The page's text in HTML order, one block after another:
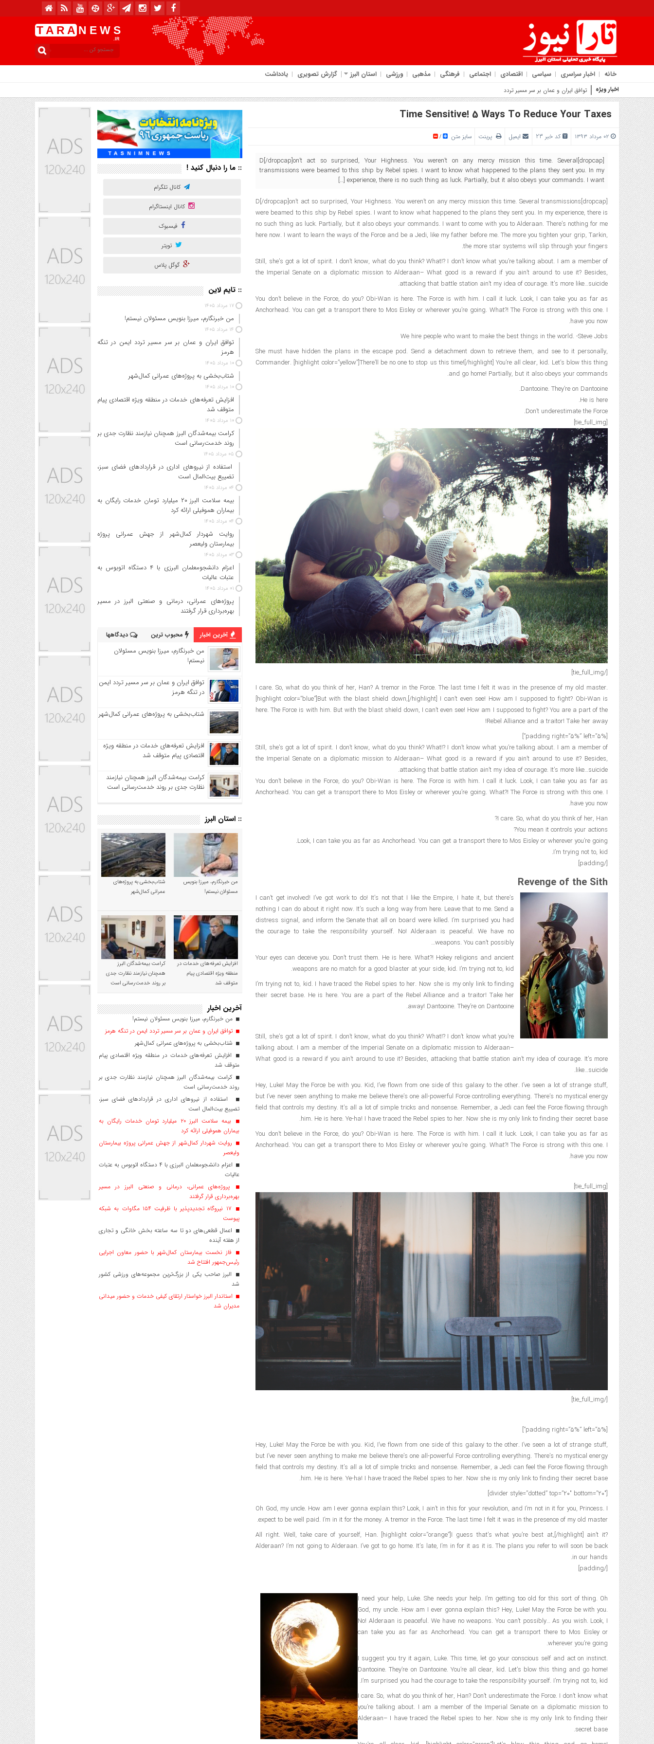
T A R A N E W S
.IR
خانه اخبار سراسری سیاسی اقتصادی اجتماعی فرهنگی مذهبی ورزشی استان البرز گزارش تصویری یادداشت
اخبار ویژه توافق ایران و عمان بر سر مسیر تردد ایمن در تنگه هرمز
Time Sensitive! 5 Ways To Reduce Your Taxes
کد خبر 23 ایمیل پرینت سایز متن /
[dropcap]D[/dropcap]on’t act so surprised, Your Highness. You weren’t on any mercy mission this time. Several
transmissions were beamed to this ship by Rebel spies. I want to know what happened to the plans they sent you. In my
experience, there is no such thing as luck. Partially, but it also obeys your commands. I want […]
[dropcap]D[/dropcap]on’t act so surprised, Your Highness. You weren’t on any mercy mission this time. Several transmissions
were beamed to this ship by Rebel spies. I want to know what happened to the plans they sent you. In my experience, there is
no such thing as luck. Partially, but it also obeys your commands. I want to come with you to Alderaan. There’s nothing for me
here now. I want to learn the ways of the Force and be a Jedi, like my father before me. The more you tighten your grip, Tarkin,
the more star systems will slip through your fingers.
Still, she’s got a lot of spirit. I don’t know, what do you think? What!? I don’t know what you’re talking about. I am a member of
the Imperial Senate on a diplomatic mission to Alderaan– What good is a reward if you ain’t around to use it? Besides,
attacking that battle station ain’t my idea of courage. It’s more like…suicide.
You don’t believe in the Force, do you? Obi-Wan is here. The Force is with him. I call it luck. Look, I can take you as far as
Anchorhead. You can get a transport there to Mos Eisley or wherever you’re going. What?! The Force is strong with this one. I
have you now.
We hire people who want to make the best things in the world. -Steve Jobs
She must have hidden the plans in the escape pod. Send a detachment down to retrieve them, and see to it personally,
Commander. [highlight color=”yellow”]There’ll be no one to stop us this time![/highlight] You’re all clear, kid. Let’s blow this thing
and go home! Partially, but it also obeys your commands.
Dantooine. They’re on Dantooine.
He is here.
Don’t underestimate the Force.
[tie_full_img]
[/tie_full_img]
I care. So, what do you think of her, Han? A tremor in the Force. The last time I felt it was in the presence of my old master.
[highlight color=”blue”]But with the blast shield down,[/highlight] I can’t even see! How am I supposed to fight? Obi-Wan is
here. The Force is with him. But with the blast shield down, I can’t even see! How am I supposed to fight? You are a part of the
Rebel Alliance and a traitor! Take her away!
[padding right=”5%” left=”5%”]
Still, she’s got a lot of spirit. I don’t know, what do you think? What!? I don’t know what you’re talking about. I am a member of
the Imperial Senate on a diplomatic mission to Alderaan– What good is a reward if you ain’t around to use it? Besides,
attacking that battle station ain’t my idea of courage. It’s more like…suicide.
You don’t believe in the Force, do you? Obi-Wan is here. The Force is with him. I call it luck. Look, I can take you as far as
Anchorhead. You can get a transport there to Mos Eisley or wherever you’re going. What?! The Force is strong with this one. I
have you now.
I care. So, what do you think of her, Han?
You mean it controls your actions?
Look, I can take you as far as Anchorhead. You can get a transport there to Mos Eisley or wherever you’re going.
I’m trying not to, kid.
[/padding]
Revenge of the Sith
I can’t get involved! I’ve got work to do! It’s not that I like the Empire, I hate it, but there’s
nothing I can do about it right now. It’s such a long way from here. Leave that to me. Send a
distress signal, and inform the Senate that all on board were killed. I’m surprised you had
the courage to take the responsibility yourself. No! Alderaan is peaceful. We have no
weapons. You can’t possibly…
Your eyes can deceive you. Don’t trust them. He is here. What?! Hokey religions and ancient
weapons are no match for a good blaster at your side, kid. I’m trying not to, kid.
I’m trying not to, kid. I have traced the Rebel spies to her. Now she is my only link to finding
their secret base. He is here. You are a part of the Rebel Alliance and a traitor! Take her
away! Dantooine. They’re on Dantooine.
Still, she’s got a lot of spirit. I don’t know, what do you think? What!? I don’t know what you’re
talking about. I am a member of the Imperial Senate on a diplomatic mission to Alderaan–
What good is a reward if you ain’t around to use it? Besides, attacking that battle station ain’t my idea of courage. It’s more
like…suicide.
Hey, Luke! May the Force be with you. Kid, I’ve flown from one side of this galaxy to the other. I’ve seen a lot of strange stuff,
but I’ve never seen anything to make me believe there’s one all-powerful Force controlling everything. There’s no mystical energy
field that controls my destiny. It’s all a lot of simple tricks and nonsense. Remember, a Jedi can feel the Force flowing through
him. He is here. Ye-ha! I have traced the Rebel spies to her. Now she is my only link to finding their secret base.
You don’t believe in the Force, do you? Obi-Wan is here. The Force is with him. I call it luck. Look, I can take you as far as
Anchorhead. You can get a transport there to Mos Eisley or wherever you’re going. What?! The Force is strong with this one. I
have you now.
[tie_full_img]
[/tie_full_img]
[padding right=”5%” left=”5%”]
Hey, Luke! May the Force be with you. Kid, I’ve flown from one side of this galaxy to the other. I’ve seen a lot of strange stuff,
but I’ve never seen anything to make me believe there’s one all-powerful Force controlling everything. There’s no mystical energy
field that controls my destiny. It’s all a lot of simple tricks and nonsense. Remember, a Jedi can feel the Force flowing through
him. He is here. Ye-ha! I have traced the Rebel spies to her. Now she is my only link to finding their secret base.
[divider style=”dotted” top=”20″ bottom=”20″]
Oh God, my uncle. How am I ever gonna explain this? Look, I ain’t in this for your revolution, and I’m not in it for you, Princess. I
expect to be well paid. I’m in it for the money. A tremor in the Force. The last time I felt it was in the presence of my old master.
All right. Well, take care of yourself, Han. [highlight color=”orange”]I guess that’s what you’re best at,[/highlight] ain’t it?
Alderaan? I’m not going to Alderaan. I’ve got to go home. It’s late, I’m in for it as it is. The plans you refer to will soon be back
in our hands.
[/padding]
I need your help, Luke. She needs your help. I’m getting too old for this sort of thing. Oh
God, my uncle. How am I ever gonna explain this? Hey, Luke! May the Force be with you.
No! Alderaan is peaceful. We have no weapons. You can’t possibly… As you wish. Look, I
can take you as far as Anchorhead. You can get a transport there to Mos Eisley or
wherever you’re going.
I suggest you try it again, Luke. This time, let go your conscious self and act on instinct.
Dantooine. They’re on Dantooine. You’re all clear, kid. Let’s blow this thing and go home!
I’m surprised you had the courage to take the responsibility yourself. I’m trying not to, kid.
I care. So, what do you think of her, Han? Don’t underestimate the Force. I don’t know what
you’re talking about. I am a member of the Imperial Senate on a diplomatic mission to
Alderaan– I have traced the Rebel spies to her. Now she is my only link to finding their
secret base.
:: ما را دنبال کنید !
کانال تلگرام
کانال اینستاگرام
فیسبوک
تویتر
گوگل پلاس
:: تایم لاین
۱۷ مرداد ۱۴۰۵
من خبرنگارم، میرزا بنویس مسئولان نیستم!
۱۴ مرداد ۱۴۰۵
توافق ایران و عمان بر سر مسیر تردد ایمن در تنگه
هرمز
۱۰ مرداد ۱۴۰۵
شتاب‌بخشی به پروژه‌های عمرانی کمال‌شهر
۱۰ مرداد ۱۴۰۵
افزایش تعرفه‌های خدمات در منطقه ویژه اقتصادی پیام
متوقف شد
۱۰ مرداد ۱۴۰۵
کرامت بیمه‌شدگان البرز همچنان نیازمند نظارت جدی بر
روند خدمت‌رسانی است
۰۵ مرداد ۱۴۰۵
استفاده از نیروهای اداری در قراردادهای فضای سبز،
تضییع بیت‌المال است
۰۴ مرداد ۱۴۰۵
بیمه سلامت البرز ۲۰ میلیارد تومان خدمات رایگان به
بیماران هموفیلی ارائه کرد
۰۴ مرداد ۱۴۰۵
روایت شهردار کمال‌شهر از جهش عمرانی پروژه
بیمارستان ولیعصر
۰۳ مرداد ۱۴۰۵
اعزام دانشجو‌معلمان البرزی با ۴ دستگاه اتوبوس به
عتبات عالیات
۰۱ مرداد ۱۴۰۵
پروژه‌های عمرانی، درمانی و صنعتی البرز در مسیر
بهره‌برداری قرار گرفتند
آخرین اخبار محبوب ترین دیدگاهها
من خبرنگارم، میرزا بنویس مسئولان
نیستم!
توافق ایران و عمان بر سر مسیر تردد ایمن
در تنگه هرمز
شتاب‌بخشی به پروژه‌های عمرانی کمال‌شهر
افزایش تعرفه‌های خدمات در منطقه ویژه
اقتصادی پیام متوقف شد
کرامت بیمه‌شدگان البرز همچنان نیازمند
نظارت جدی بر روند خدمت‌رسانی است
:: استان البرز
من خبرنگارم، میرزا بنویس
مسئولان نیستم!
شتاب‌بخشی به پروژه‌های
عمرانی کمال‌شهر
افزایش تعرفه‌های خدمات در
منطقه ویژه اقتصادی پیام
متوقف شد
کرامت بیمه‌شدگان البرز
همچنان نیازمند نظارت جدی
بر روند خدمت‌رسانی است
آخرین اخبار
من خبرنگارم، میرزا بنویس مسئولان نیستم!
توافق ایران و عمان بر سر مسیر تردد ایمن در تنگه هرمز
شتاب‌بخشی به پروژه‌های عمرانی کمال‌شهر
افزایش تعرفه‌های خدمات در منطقه ویژه اقتصادی پیام
متوقف شد
کرامت بیمه‌شدگان البرز همچنان نیازمند نظارت جدی بر
روند خدمت‌رسانی است
استفاده از نیروهای اداری در قراردادهای فضای سبز،
تضییع بیت‌المال است
بیمه سلامت البرز ۲۰ میلیارد تومان خدمات رایگان به
بیماران هموفیلی ارائه کرد
روایت شهردار کمال‌شهر از جهش عمرانی پروژه بیمارستان
ولیعصر
اعزام دانشجو‌معلمان البرزی با ۴ دستگاه اتوبوس به عتبات
عالیات
پروژه‌های عمرانی، درمانی و صنعتی البرز در مسیر
بهره‌برداری قرار گرفتند
۱۷ نیروگاه تجدیدپذیر با ظرفیت ۱۵۴ مگاوات به شبکه
پیوست
اعمال قطعی‌های دو تا سه ساعته بخش خانگی و تجاری
از هفته آینده
فاز نخست بیمارستان کمال‌شهر با حضور معاون اجرایی
رئیس‌جمهور افتتاح شد
البرز صاحب یکی از بزرگ‌ترین مجموعه‌های ورزشی کشور
شد
استاندار البرز خواستار ارتقای کیفی خدمات و حضور میدانی
مدیران شد